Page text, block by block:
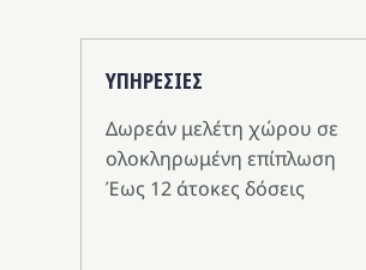
ΥΠΗΡΕΣIΕΣ
Δωρεάν μελέτη χώρου σε
ολοκληρωμένη επίπλωση
Έως 12 άτοκες δόσεις